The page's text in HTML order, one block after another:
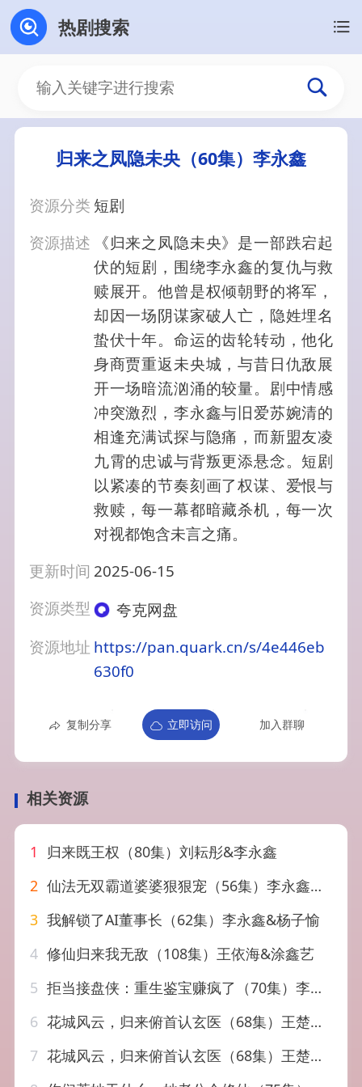
热剧搜索
归来之凤隐未央（60集）李永鑫
资源分类 短剧
资源描述
《归来之凤隐未央》是一部跌宕起
伏的短剧，围绕李永鑫的复仇与救
赎展开。他曾是权倾朝野的将军，
却因一场阴谋家破人亡，隐姓埋名
蛰伏十年。命运的齿轮转动，他化
身商贾重返未央城，与昔日仇敌展
开一场暗流汹涌的较量。剧中情感
冲突激烈，李永鑫与旧爱苏婉清的
相逢充满试探与隐痛，而新盟友凌
九霄的忠诚与背叛更添悬念。短剧
以紧凑的节奏刻画了权谋、爱恨与
救赎，每一幕都暗藏杀机，每一次
对视都饱含未言之痛。
更新时间 2025-06-15
资源类型
夸克网盘
资源地址 https://pan.quark.cn/s/4e446eb
630f0
复制分享 立即访问 加入群聊
相关资源
1
归来既王权（80集）刘耘彤&李永鑫
2 仙法无双霸道婆婆狠狠宠（56集）李永鑫&蒋禹睿
3 我解锁了AI董事长（62集）李永鑫&杨子愉
4 修仙归来我无敌（108集）王依海&涂鑫艺
5 拒当接盘侠：重生鉴宝赚疯了（70集）李永鑫&钰露
6 花城风云，归来俯首认玄医（68集）王楚沅&石鑫伟
7 花城风云，归来俯首认玄医（68集）王楚沅＆石鑫伟